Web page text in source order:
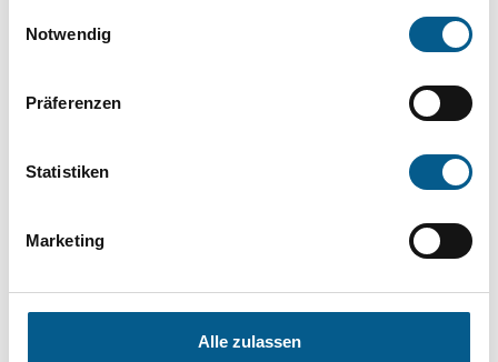
Notwendig
Präferenzen
Statistiken
Marketing
Alle zulassen
Bitte Suchbegriff eingeben. Ergebnisse
Kategorien verfeinert werden.
Suchen
Aktive Filter: